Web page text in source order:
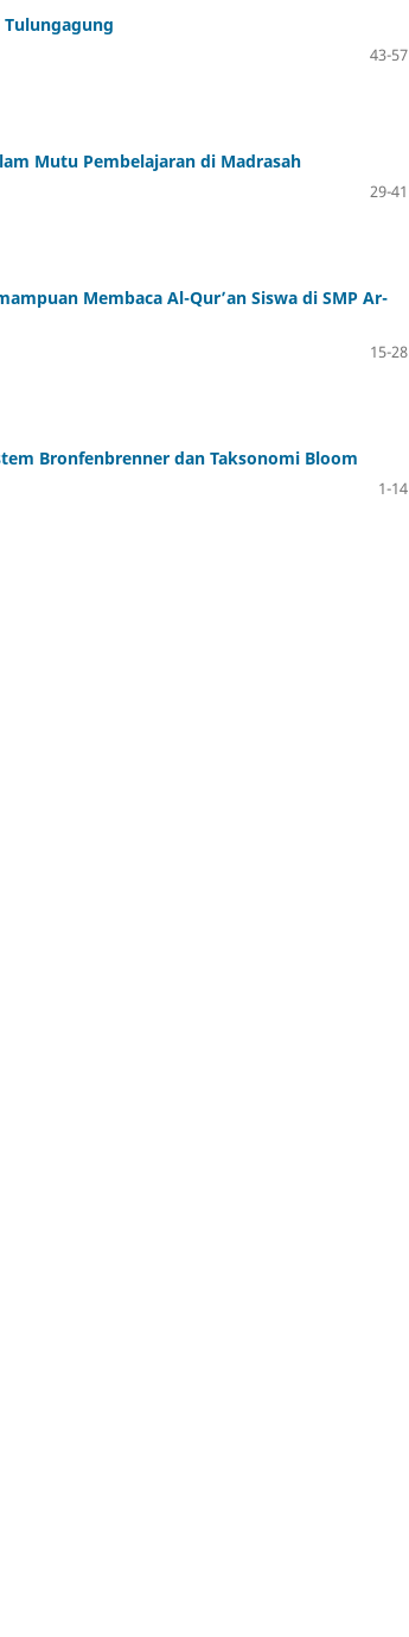
43-57
Mutu Pembelajaran di Madrasah
29-41
Membaca Al-Qur’an Siswa di SMP Ar-
15-28
Bronfenbrenner dan Taksonomi Bloom
1-14